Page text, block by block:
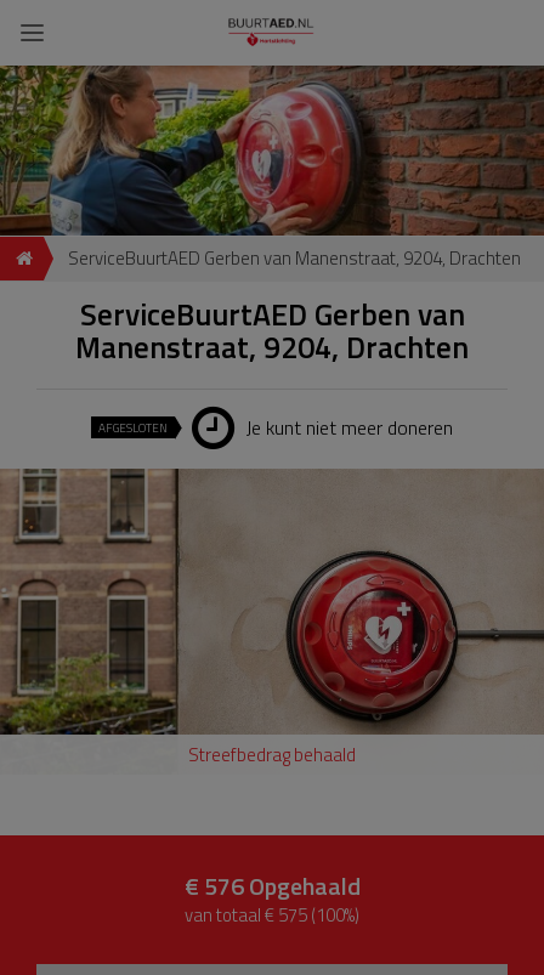
ServiceBuurtAED Gerben van Manenstraat, 9204, Drachten
ServiceBuurtAED Gerben van
Manenstraat, 9204, Drachten
AFGESLOTEN Je kunt niet meer doneren
Streefbedrag behaald
€ 576Opgehaald
van totaal € 575 (100%)